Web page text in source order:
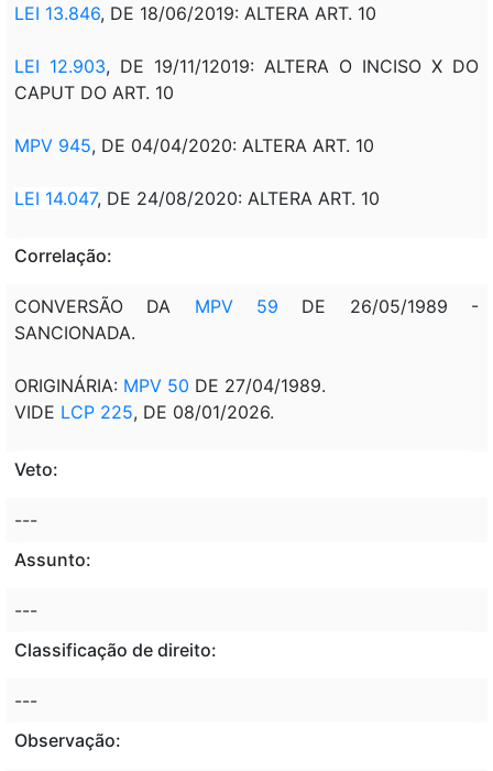
LEI 13.846, DE 18/06/2019: ALTERA ART. 10
LEI 12.903, DE 19/11/12019: ALTERA O INCISO X DO
CAPUT DO ART. 10
MPV 945, DE 04/04/2020: ALTERA ART. 10
LEI 14.047, DE 24/08/2020: ALTERA ART. 10
Correlação:
CONVERSÃO DA MPV 59 DE 26/05/1989 -
SANCIONADA.
ORIGINÁRIA: MPV 50 DE 27/04/1989.
VIDE LCP 225, DE 08/01/2026.
Veto:
---
Assunto:
---
Classificação de direito:
---
Observação: